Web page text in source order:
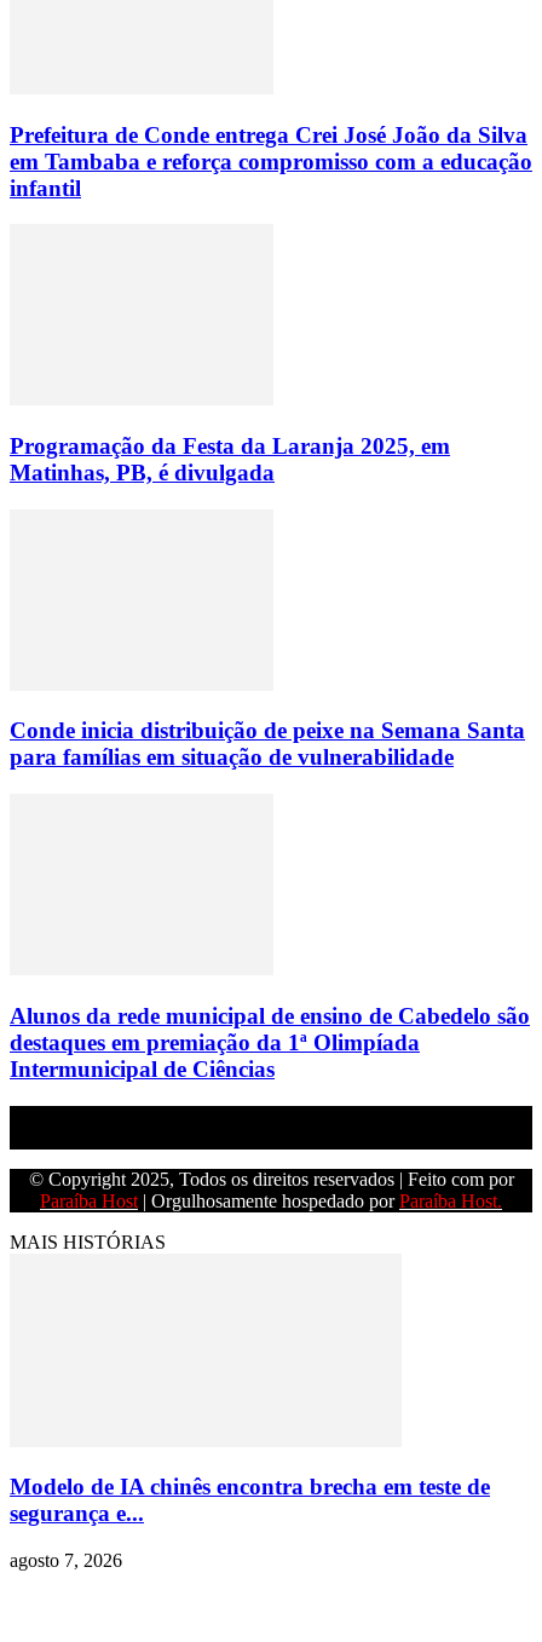
Prefeitura de Conde entrega Crei José João da Silva
em Tambaba e reforça compromisso com a educação
infantil
Programação da Festa da Laranja 2025, em
Matinhas, PB, é divulgada
Conde inicia distribuição de peixe na Semana Santa
para famílias em situação de vulnerabilidade
Alunos da rede municipal de ensino de Cabedelo são
destaques em premiação da 1ª Olimpíada
Intermunicipal de Ciências
© Copyright 2025, Todos os direitos reservados | Feito com por
Paraíba Host | Orgulhosamente hospedado porParaíba Host.
MAIS HISTÓRIAS
Modelo de IA chinês encontra brecha em teste de
segurança e...
agosto 7, 2026